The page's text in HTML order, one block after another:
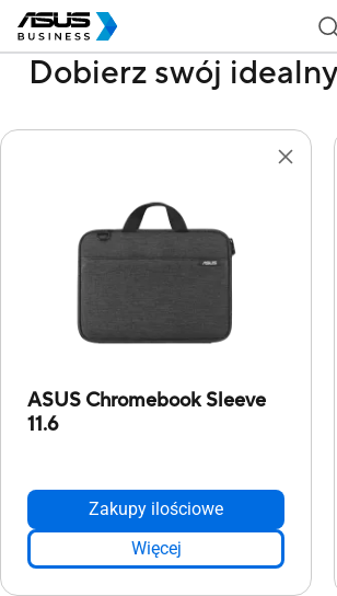
Dobierz swój
ASUS Chromebook Sleeve
11.6
Zakupy ilościowe
Więcej